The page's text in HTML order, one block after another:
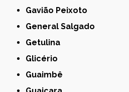
Gavião Peixoto
General Salgado
Getulina
Glicério
Guaimbê